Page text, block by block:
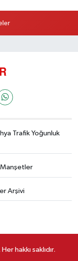
Trafik Yoğunluk
Manşetler
Arşivi
hakkı saklıdır.